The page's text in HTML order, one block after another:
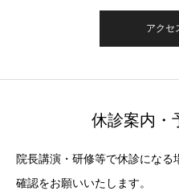
アクセ
休診案内・
院長講演・研修等で休診にな
確認をお願いいたします。